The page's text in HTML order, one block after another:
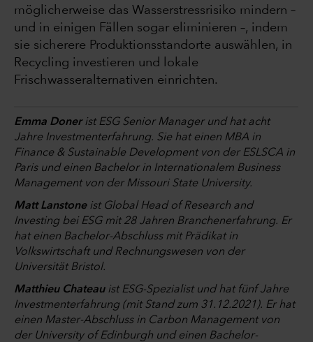
möglicherweise das Wasserstressrisiko mindern –
und in einigen Fällen sogar eliminieren –, indem
sie sicherere Produktionsstandorte auswählen, in
Recycling investieren und lokale
Frischwasseralternativen einrichten.
Emma Donerist ESG Senior Manager und hat acht
Jahre Investmenterfahrung. Sie hat einen MBA in
Finance & Sustainable Development von der ESLSCA in
Paris und einen Bachelor in Internationalem Business
Management von der Missouri State University.
Matt Lanstoneist Global Head of Research and
Investing bei ESG mit 28 Jahren Branchenerfahrung. Er
hat einen Bachelor-Abschluss mit Prädikat in
Volkswirtschaft und Rechnungswesen von der
Universität Bristol.
Matthieu Chateauist ESG-Spezialist und hat fünf Jahre
Investmenterfahrung (mit Stand zum 31.12.2021). Er hat
einen Master-Abschluss in Carbon Management von
der University of Edinburgh und einen Bachelor-